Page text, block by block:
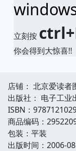
立刻按
你会得到大惊喜!!
店铺： 北京爱读者
出版社： 电子工业
ISBN：
商品编码：
包装：平装
出版时间：2006-